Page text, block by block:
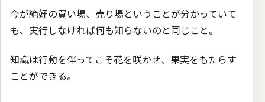
今が絶好の買い場、売り場ということが分かっていて
も、実行しなければ何も知らないのと同じこと。
知識は行動を伴ってこそ花を咲かせ、果実をもたらす
ことができる。